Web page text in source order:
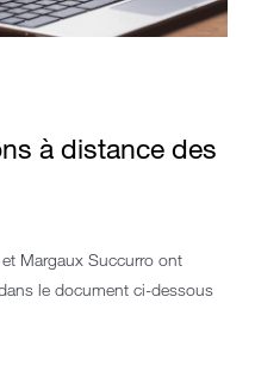
à distance des
Margaux Succurro ont
le document ci-dessous